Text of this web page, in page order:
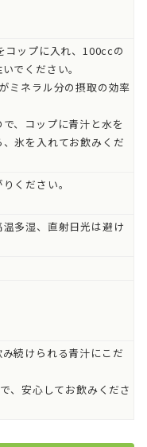
ップに入れ、100ccの
でください。
ミネラル分の摂取の効率
、コップに青汁と水を
氷を入れてお飲みくだ
ください。
多湿、直射日光は避け
続けられる青汁にこだ
、安心してお飲みくださ